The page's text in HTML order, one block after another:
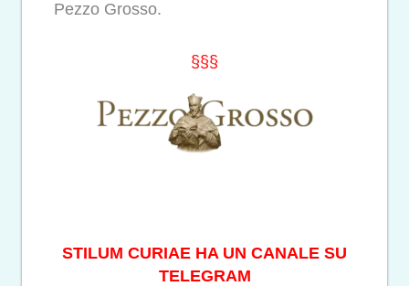
Pezzo Grosso.
§§§
STILUM CURIAE HA UN CANALE SU
TELEGRAM